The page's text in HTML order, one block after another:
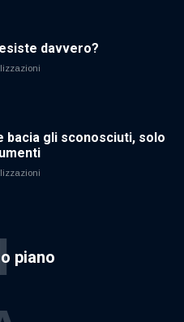
davvero?
bacia gli sconosciuti, solo
piano